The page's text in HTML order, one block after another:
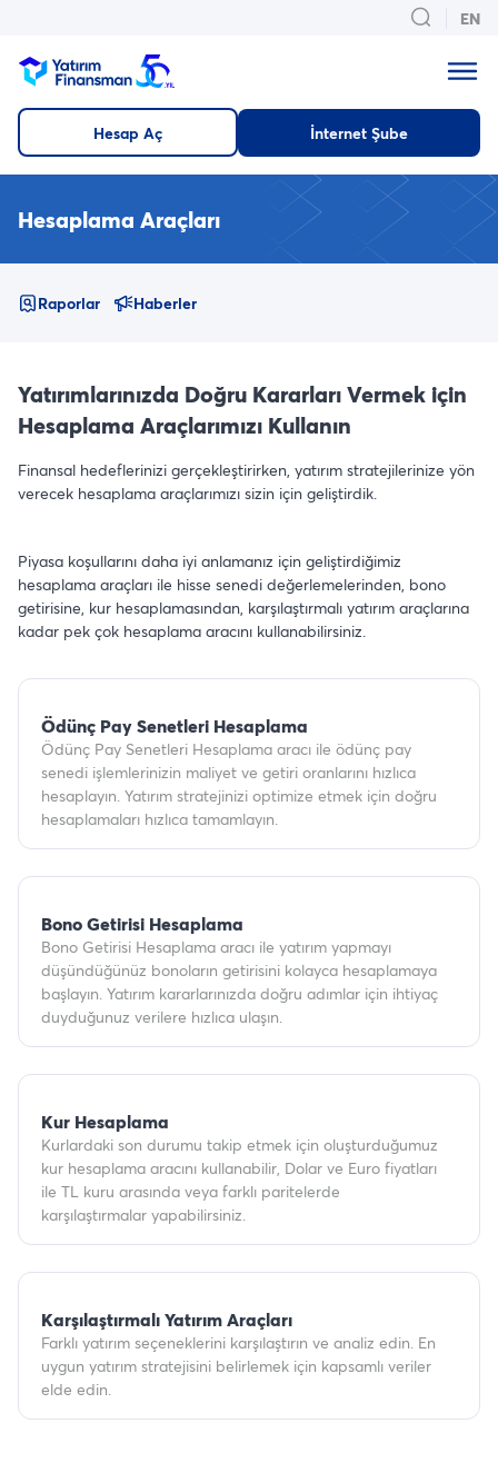
EN
Hesap Aç İnternet Şube
Hesaplama Araçları
Raporlar Haberler
Yatırımlarınızda Doğru Kararları Vermek için
Hesaplama Araçlarımızı Kullanın
Finansal hedeflerinizi gerçekleştirirken, yatırım stratejilerinize yön
verecek hesaplama araçlarımızı sizin için geliştirdik.
Piyasa koşullarını daha iyi anlamanız için geliştirdiğimiz
hesaplama araçları ile hisse senedi değerlemelerinden, bono
getirisine, kur hesaplamasından, karşılaştırmalı yatırım araçlarına
kadar pek çok hesaplama aracını kullanabilirsiniz.
Ödünç Pay Senetleri Hesaplama
Ödünç Pay Senetleri Hesaplama aracı ile ödünç pay
senedi işlemlerinizin maliyet ve getiri oranlarını hızlıca
hesaplayın. Yatırım stratejinizi optimize etmek için doğru
hesaplamaları hızlıca tamamlayın.
Bono Getirisi Hesaplama
Bono Getirisi Hesaplama aracı ile yatırım yapmayı
düşündüğünüz bonoların getirisini kolayca hesaplamaya
başlayın. Yatırım kararlarınızda doğru adımlar için ihtiyaç
duyduğunuz verilere hızlıca ulaşın.
Kur Hesaplama
Kurlardaki son durumu takip etmek için oluşturduğumuz
kur hesaplama aracını kullanabilir, Dolar ve Euro fiyatları
ile TL kuru arasında veya farklı paritelerde
karşılaştırmalar yapabilirsiniz.
Karşılaştırmalı Yatırım Araçları
Farklı yatırım seçeneklerini karşılaştırın ve analiz edin. En
uygun yatırım stratejisini belirlemek için kapsamlı veriler
elde edin.